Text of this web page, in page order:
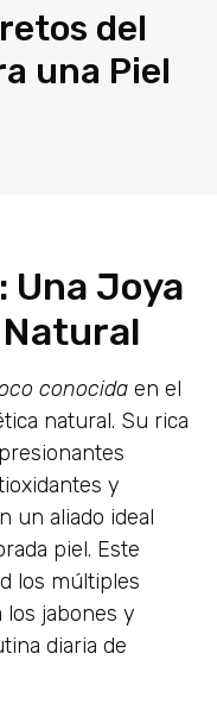
del
una Piel
Una Joya
conocida en el
natural. Su rica
y
un aliado ideal
piel. Este
los múltiples
los jabones y
diaria de